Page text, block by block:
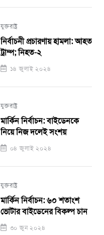
যুক্তরাষ্ট্র
নির্বাচনী প্রচারণায় হামলা: আহত
ট্রাম্প; নিহত-২
১৪ জুলাই ২০২৪
যুক্তরাষ্ট্র
মার্কিন নির্বাচন: বাইডেনকে
নিয়ে নিজ দলেই সংশয়
০৪ জুলাই ২০২৪
যুক্তরাষ্ট্র
মার্কিন নির্বাচন: ৬০ শতাংশ
ভোটার বাইডেনের বিকল্প চান
৩০ জুন ২০২৪